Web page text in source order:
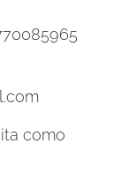
como